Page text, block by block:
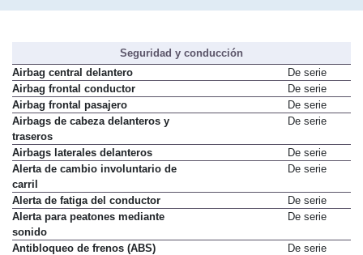
Seguridad y conducción
Airbag central delantero
De serie
Airbag frontal conductor
De serie
Airbag frontal pasajero
De serie
Airbags de cabeza delanteros y
traseros
De serie
Airbags laterales delanteros
De serie
Alerta de cambio involuntario de
carril
De serie
Alerta de fatiga del conductor
De serie
Alerta para peatones mediante
sonido
De serie
Antibloqueo de frenos (ABS)
De serie